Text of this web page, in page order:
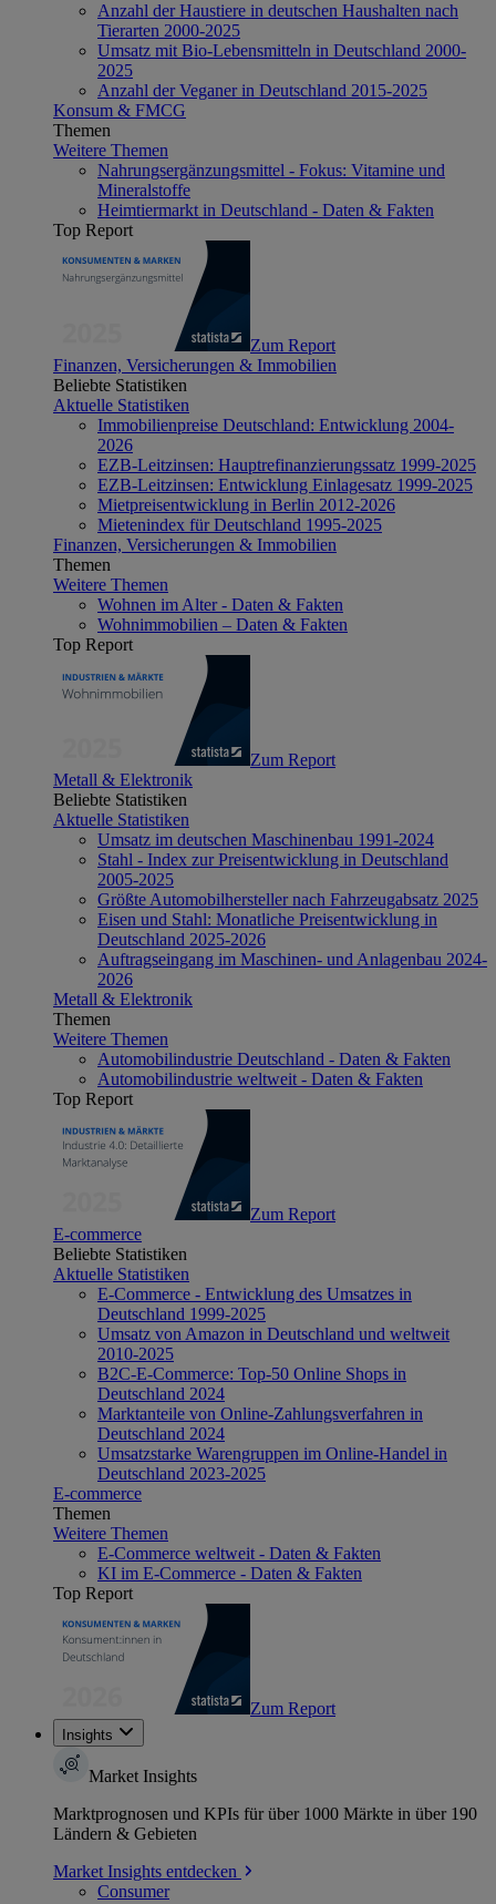
Anzahl der Haustiere in deutschen Haushalten nach
Tierarten 2000-2025
Umsatz mit Bio-Lebensmitteln in Deutschland 2000-
2025
Anzahl der Veganer in Deutschland 2015-2025
Konsum & FMCG
Themen
Weitere Themen
Nahrungsergänzungsmittel - Fokus: Vitamine und
Mineralstoffe
Heimtiermarkt in Deutschland - Daten & Fakten
Top Report
Zum Report
Finanzen, Versicherungen & Immobilien
Beliebte Statistiken
Aktuelle Statistiken
Immobilienpreise Deutschland: Entwicklung 2004-
2026
EZB-Leitzinsen: Hauptrefinanzierungssatz 1999-2025
EZB-Leitzinsen: Entwicklung Einlagesatz 1999-2025
Mietpreisentwicklung in Berlin 2012-2026
Mietenindex für Deutschland 1995-2025
Finanzen, Versicherungen & Immobilien
Themen
Weitere Themen
Wohnen im Alter - Daten & Fakten
Wohnimmobilien – Daten & Fakten
Top Report
Zum Report
Metall & Elektronik
Beliebte Statistiken
Aktuelle Statistiken
Umsatz im deutschen Maschinenbau 1991-2024
Stahl - Index zur Preisentwicklung in Deutschland
2005-2025
Größte Automobilhersteller nach Fahrzeugabsatz 2025
Eisen und Stahl: Monatliche Preisentwicklung in
Deutschland 2025-2026
Auftragseingang im Maschinen- und Anlagenbau 2024-
2026
Metall & Elektronik
Themen
Weitere Themen
Automobilindustrie Deutschland - Daten & Fakten
Automobilindustrie weltweit - Daten & Fakten
Top Report
Zum Report
E-commerce
Beliebte Statistiken
Aktuelle Statistiken
E-Commerce - Entwicklung des Umsatzes in
Deutschland 1999-2025
Umsatz von Amazon in Deutschland und weltweit
2010-2025
B2C-E-Commerce: Top-50 Online Shops in
Deutschland 2024
Marktanteile von Online-Zahlungsverfahren in
Deutschland 2024
Umsatzstarke Warengruppen im Online-Handel in
Deutschland 2023-2025
E-commerce
Themen
Weitere Themen
E-Commerce weltweit - Daten & Fakten
KI im E-Commerce - Daten & Fakten
Top Report
Zum Report
Insights
Market Insights
Marktprognosen und KPIs für über 1000 Märkte in über 190
Ländern & Gebieten
Market Insights entdecken
Consumer